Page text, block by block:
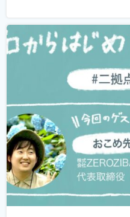
withコロナ時代に入り、
で、不便だと思われてい
きました。 でも、田舎に